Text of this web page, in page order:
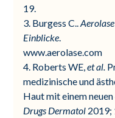
19.
3. Burgess C..
Einblicke.
www.aerolase.com
4. Roberts WE,et al.
medizinische und
Haut mit einem
Drugs Dermatol 2019;